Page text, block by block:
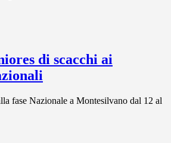
di scacchi ai
fase Nazionale a Montesilvano dal 12 al